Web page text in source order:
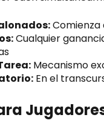
Cualquier
Mecanismo
En el